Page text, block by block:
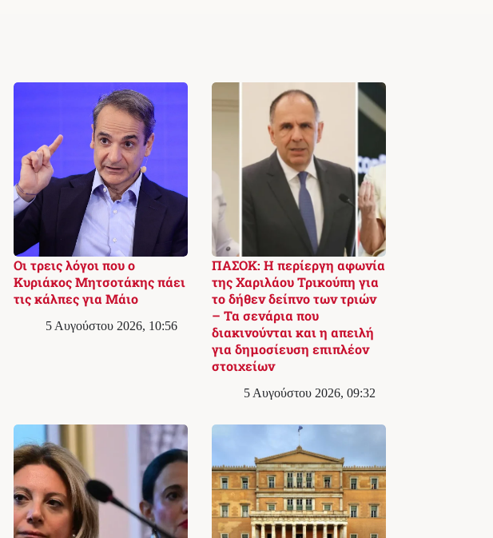
Οι τρεις λόγοι που ο
Κυριάκος Μητσοτάκης πάει
τις κάλπες για Μάιο
5 Αυγούστου 2026, 10:56
ΠΑΣΟΚ: Η περίεργη αφωνία
της Χαριλάου Τρικούπη για
το δήθεν δείπνο των τριών
– Τα σενάρια που
διακινούνται και η απειλή
για δημοσίευση επιπλέον
στοιχείων
5 Αυγούστου 2026, 09:32